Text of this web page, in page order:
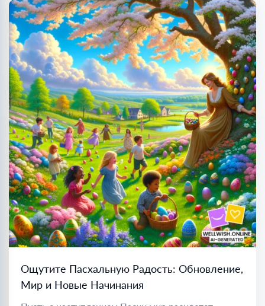
Ощутите Пасхальную Радость: Обновление,
Мир и Новые Начинания